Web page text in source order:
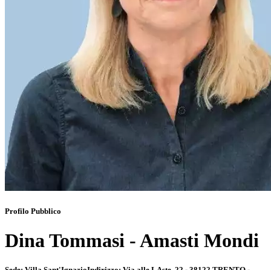
Profilo Pubblico
Dina Tommasi - Amasti Mondi